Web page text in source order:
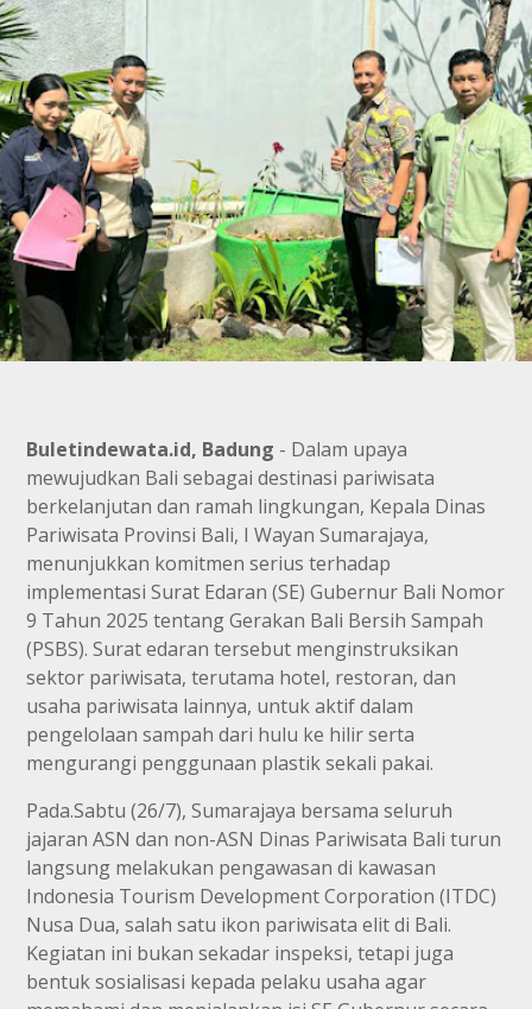
Buletindewata.id, Badung - Dalam upaya
mewujudkan Bali sebagai destinasi pariwisata
berkelanjutan dan ramah lingkungan, Kepala Dinas
Pariwisata Provinsi Bali, I Wayan Sumarajaya,
menunjukkan komitmen serius terhadap
implementasi Surat Edaran (SE) Gubernur Bali Nomor
9 Tahun 2025 tentang Gerakan Bali Bersih Sampah
(PSBS). Surat edaran tersebut menginstruksikan
sektor pariwisata, terutama hotel, restoran, dan
usaha pariwisata lainnya, untuk aktif dalam
pengelolaan sampah dari hulu ke hilir serta
mengurangi penggunaan plastik sekali pakai.
Pada.Sabtu (26/7), Sumarajaya bersama seluruh
jajaran ASN dan non-ASN Dinas Pariwisata Bali turun
langsung melakukan pengawasan di kawasan
Indonesia Tourism Development Corporation (ITDC)
Nusa Dua, salah satu ikon pariwisata elit di Bali.
Kegiatan ini bukan sekadar inspeksi, tetapi juga
bentuk sosialisasi kepada pelaku usaha agar